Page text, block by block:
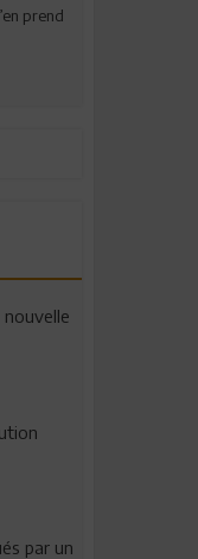
prend
nouvelle
par un